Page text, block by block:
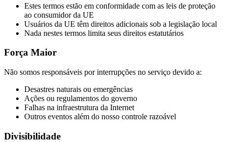
Estes termos estão em conformidade com as leis de proteção
ao consumidor da UE
Usuários da UE têm direitos adicionais sob a legislação local
Nada nestes termos limita seus direitos estatutários
Força Maior
Não somos responsáveis por interrupções no serviço devido a:
Desastres naturais ou emergências
Ações ou regulamentos do governo
Falhas na infraestrutura da Internet
Outros eventos além do nosso controle razoável
Divisibilidade